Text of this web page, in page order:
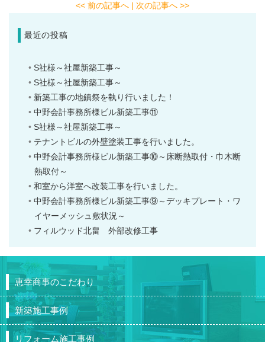
<< 前の記事へ | 次の記事へ >>
最近の投稿
S社様～社屋新築工事～
S社様～社屋新築工事～
新築工事の地鎮祭を執り行いました！
中野会計事務所様ビル新築工事⑪
S社様～社屋新築工事～
テナントビルの外壁塗装工事を行いました。
中野会計事務所様ビル新築工事⑩～床断熱取付・巾木断
熱取付～
和室から洋室へ改装工事を行いました。
中野会計事務所様ビル新築工事⑨～デッキプレート・ワ
イヤーメッシュ敷状況～
フィルウッド北畠 外部改修工事
恵幸商事のこだわり
新築施工事例
リフォーム施工事例